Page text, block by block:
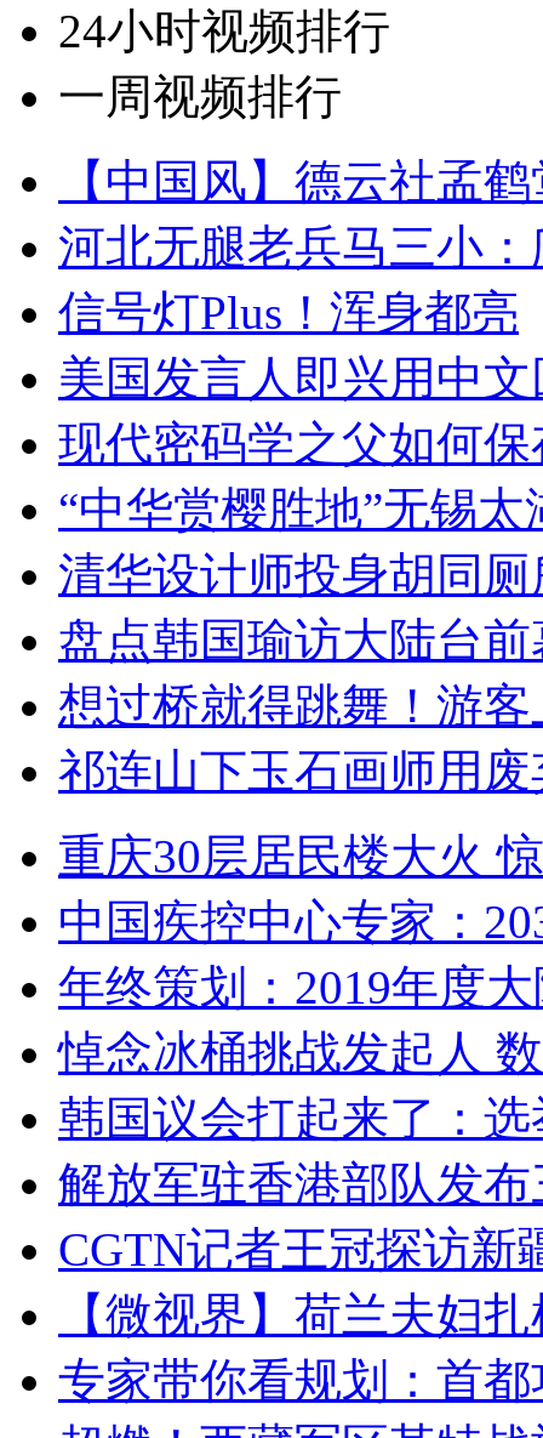
24小时视频排行
一周视频排行
【中国风】德云社孟
河北无腿老兵马三小
信号灯Plus！浑身都亮
美国发言人即兴用中
现代密码学之父如何
“中华赏樱胜地”无锡
清华设计师投身胡同
盘点韩国瑜访大陆台
想过桥就得跳舞！游客
祁连山下玉石画师用
重庆30层居民楼大火
中国疾控中心专家：
年终策划：2019年度
悼念冰桶挑战发起人
韩国议会打起来了：
解放军驻香港部队发
CGTN记者王冠探访新
【微视界】荷兰夫妇
专家带你看规划：首